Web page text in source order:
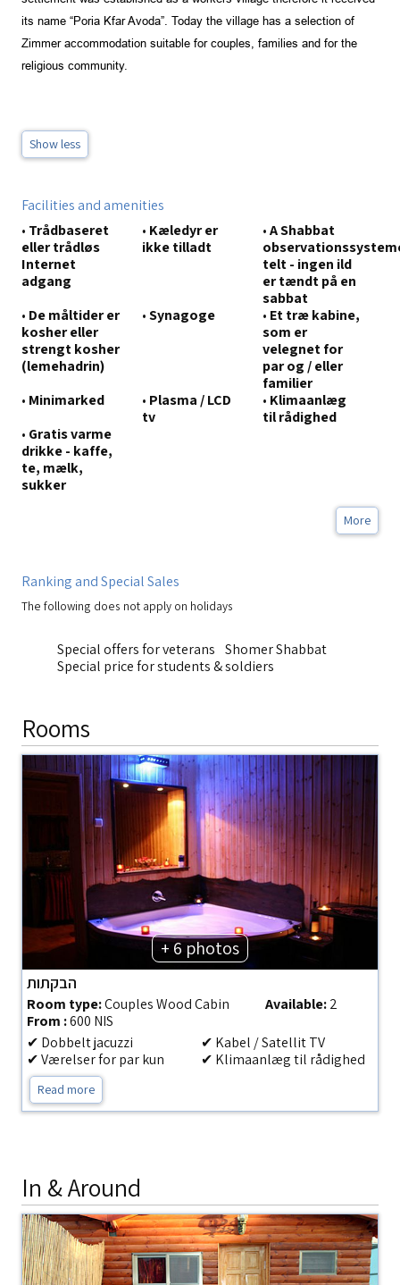
its name “Poria Kfar Avoda”. Today the village has a selection of
Zimmer accommodation suitable for couples, families and for the
religious community.
Show less
Facilities and amenities
• Trådbaseret
eller trådløs
Internet
adgang
• Kæledyr er
ikke tilladt
•A Shabbat
telt - ingen ild
er tændt på en
sabbat
• De måltider er
kosher eller
strengt kosher
(lemehadrin)
•Synagoge • Et træ kabine,
som er
velegnet for
par og / eller
familier
• Minimarked • Plasma / LCD
tv
• Klimaanlæg
til rådighed
• Gratis varme
drikke - kaffe,
te, mælk,
sukker
More
Ranking and Special Sales
The following does not apply on holidays
Special offers for veterans
Special price for students & soldiers
Shomer Shabbat
Rooms
+ 6 photos
הבקתות
Room type:Couples Wood Cabin Available:2
From :600 NIS
✔ Dobbelt jacuzzi
✔ Kabel / Satellit TV
✔ Værelser for par kun
✔ Klimaanlæg til rådighed
Read more
In & Around